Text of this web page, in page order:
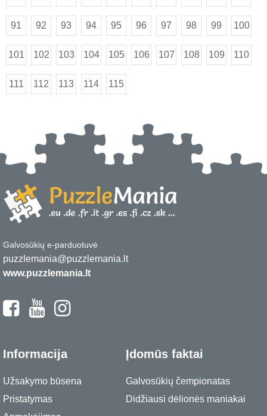
91 92 93 94 95 96 97 98 99 100
101 102 103 104 105 106 107 108 109 110
111 112 113 114 115
Galvosūkių e-parduotuvė
puzzlemania@puzzlemania.lt
www.puzzlemania.lt
Informacija
Užsakymo būsena
Pristatymas
Įdomūs faktai
Galvosūkių čempionatas
Didžiausi dėlionės maniakai